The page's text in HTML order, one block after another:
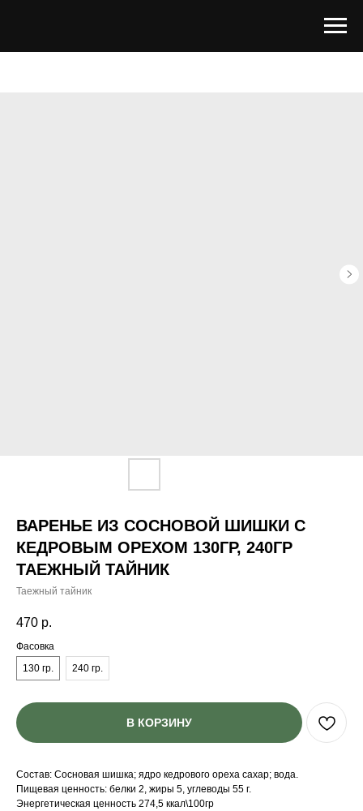
ВАРЕНЬЕ ИЗ СОСНОВОЙ ШИШКИ С
КЕДРОВЫМ ОРЕХОМ 130ГР, 240ГР
ТАЕЖНЫЙ ТАЙНИК
Таежный тайник
470 р.
Фасовка
130 гр.
240 гр.
В КОРЗИНУ
Состав: Сосновая шишка; ядро кедрового ореха сахар; вода.
Пищевая ценность: белки 2, жиры 5, углеводы 55 г.
Энергетическая ценность 274,5 ккал\100гр